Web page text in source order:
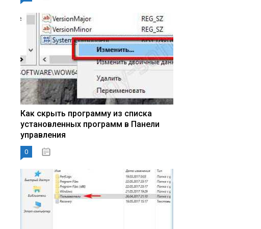
Как скрыть программу из списка
установленных программ в Панели
управления
0